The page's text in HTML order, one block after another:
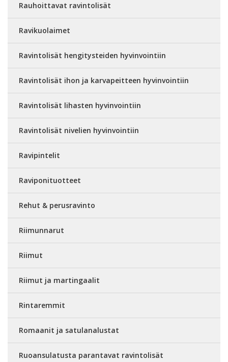
Rauhoittavat ravintolisät
Ravikuolaimet
Ravintolisät hengitysteiden hyvinvointiin
Ravintolisät ihon ja karvapeitteen hyvinvointiin
Ravintolisät lihasten hyvinvointiin
Ravintolisät nivelien hyvinvointiin
Ravipintelit
Raviponituotteet
Rehut & perusravinto
Riimunnarut
Riimut
Riimut ja martingaalit
Rintaremmit
Romaanit ja satulanalustat
Ruoansulatusta parantavat ravintolisät